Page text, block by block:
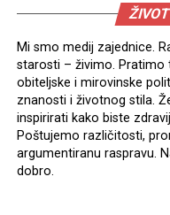
Mi smo medij zajednice.
starosti – živimo. Pratimo
obiteljske i mirovinske
znanosti i životnog stila.
inspirirati kako biste
Poštujemo različitosti,
argumentiranu raspravu.
dobro.